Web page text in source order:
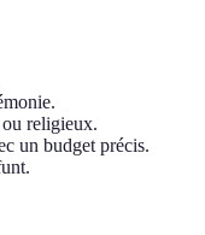
religieux.
un budget précis.